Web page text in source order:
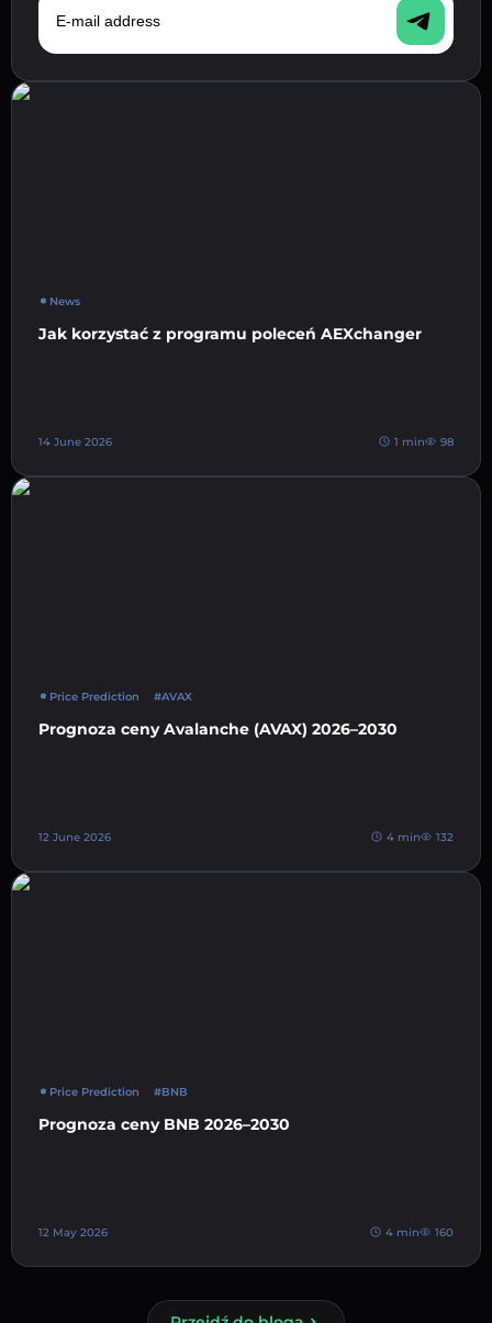
News
Jak korzystać z programu poleceń AEXchanger
14 June 2026 1 min 98
Price Prediction #AVAX
Prognoza ceny Avalanche (AVAX) 2026–2030
12 June 2026 4 min 132
Price Prediction #BNB
Prognoza ceny BNB 2026–2030
12 May 2026 4 min 160